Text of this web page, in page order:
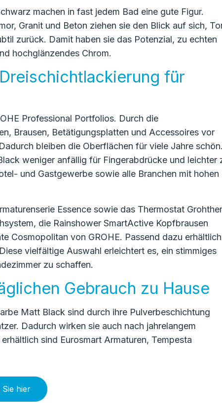
machen in fast jedem Bad eine gute Figur.
Granit und Beton ziehen sie den Blick auf sich,
zurück. Damit haben sie das Potenzial, zu echten
hochglänzendes Chrom.
für
Professional Portfolios. Durch die
Brausen, Betätigungsplatten und Accessoires vor
bleiben die Oberflächen für viele Jahre schön.
weniger anfällig für Fingerabdrücke und leichter
und Gastgewerbe sowie alle Branchen mit hohen
Essence sowie das Thermostat
die Rainshower SmartActive Kopfbrausen
Cosmopolitan von GROHE. Passend dazu erhältlich
vielfältige Auswahl erleichtert es, ein stimmiges
zu schaffen.
Gebrauch zu Hause
Matt Black sind durch ihre Pulverbeschichtung
Dadurch wirken sie auch nach jahrelangem
sind Eurosmart Armaturen, Tempesta
hier